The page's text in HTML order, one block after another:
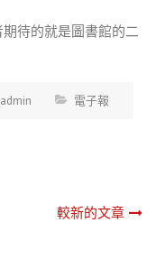
待的就是圖書館的二
電子報
較新的文章